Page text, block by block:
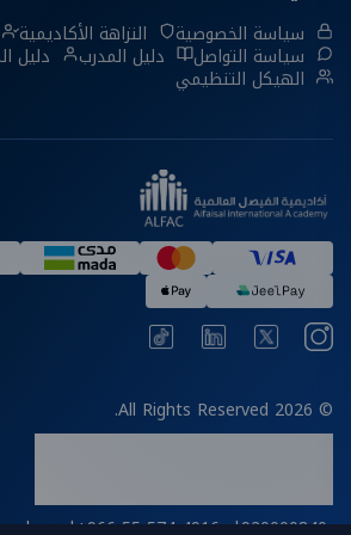
سياسة الخصوصية النزاهة الأكاديمية
سياسة التواصل دليل المدرب دليل
الهيكل التنظيمي
© 2026 All Rights Reserved.
920000840
|
+966 55 574 4916
|